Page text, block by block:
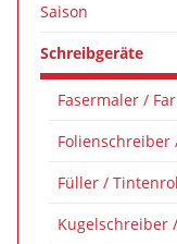
Saison
Schreibgeräte
Fasermaler /
Folienschreiber
Füller /
Kugelschreiber